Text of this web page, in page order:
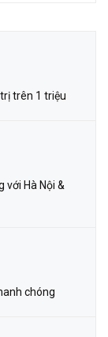
trên 1 triệu
với Hà Nội &
chóng